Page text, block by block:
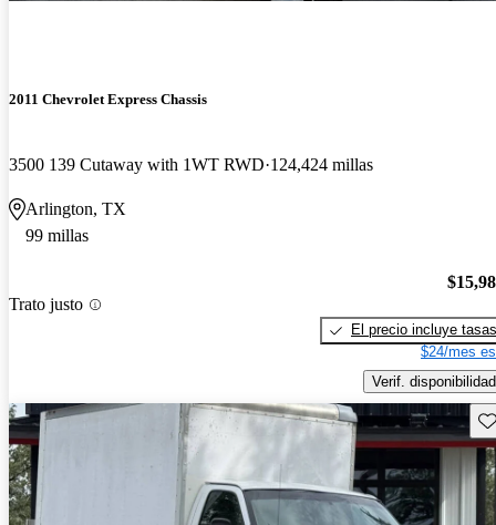
2011 Chevrolet Express Chassis
3500 139 Cutaway with 1WT RWD 124,424 millas
Arlington, TX
99 millas
Trato justo
El precio incluye tasas
$24/mes
Verif. disponibilidad